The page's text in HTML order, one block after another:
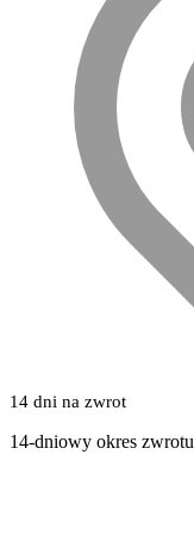
14 dni na zwrot
14-dniowy okres zwrotu